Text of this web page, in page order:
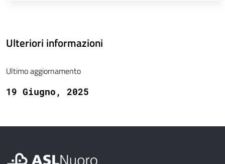
Ulteriori informazioni
Ultimo aggiornamento
19 Giugno, 2025